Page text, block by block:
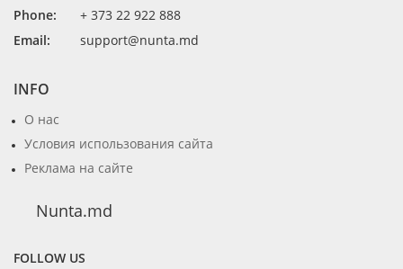
Phone:
+ 373 22 922 888
Email:
support@nunta.md
INFO
О нас
Условия использования сайта
Реклама на сайте
Nunta.md
FOLLOW US